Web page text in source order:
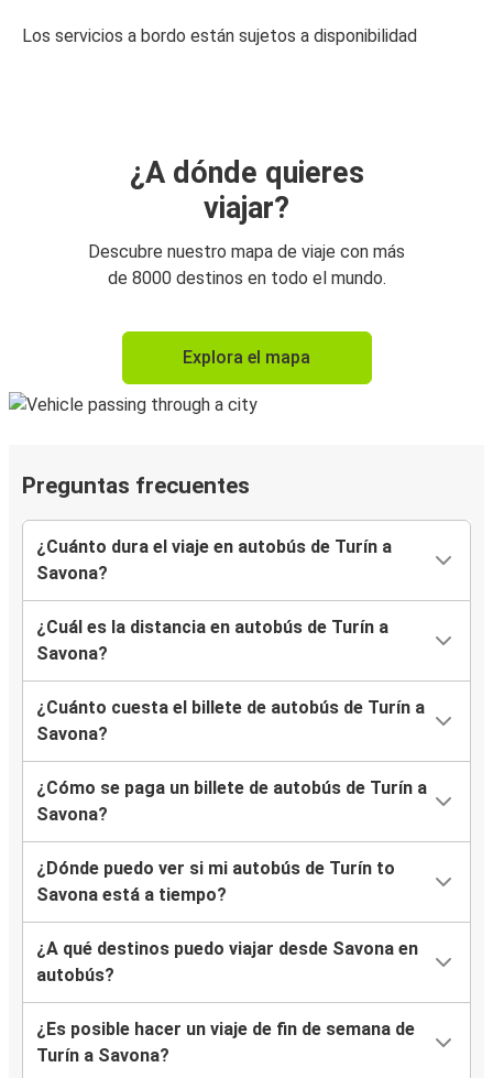
Los servicios a bordo están sujetos a disponibilidad
¿A dónde quieres
viajar?
Descubre nuestro mapa de viaje con más
de 8000 destinos en todo el mundo.
Explora el mapa
Preguntas frecuentes
¿Cuánto dura el viaje en autobús de Turín a
Savona?
¿Cuál es la distancia en autobús de Turín a
Savona?
¿Cuánto cuesta el billete de autobús de Turín a
Savona?
¿Cómo se paga un billete de autobús de Turín a
Savona?
¿Dónde puedo ver si mi autobús de Turín to
Savona está a tiempo?
¿A qué destinos puedo viajar desde Savona en
autobús?
¿Es posible hacer un viaje de fin de semana de
Turín a Savona?